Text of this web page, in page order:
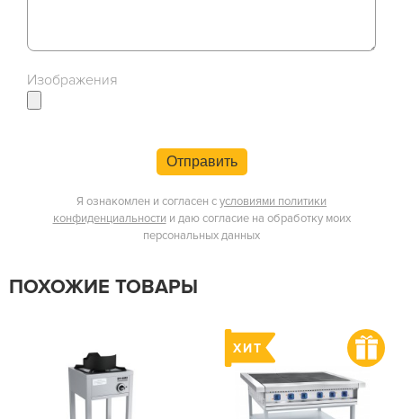
Изображения
Отправить
Я ознакомлен и согласен сусловиями политики
конфиденциальности и даю согласие на обработку моих
персональных данных
ПОХОЖИЕ ТОВАРЫ